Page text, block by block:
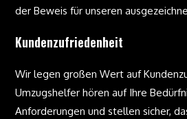
der Beweis für unseren
Kundenzufriedenheit
Wir legen großen Wert auf
Umzugshelfer hören auf Ihre
Anforderungen und stellen sicher,